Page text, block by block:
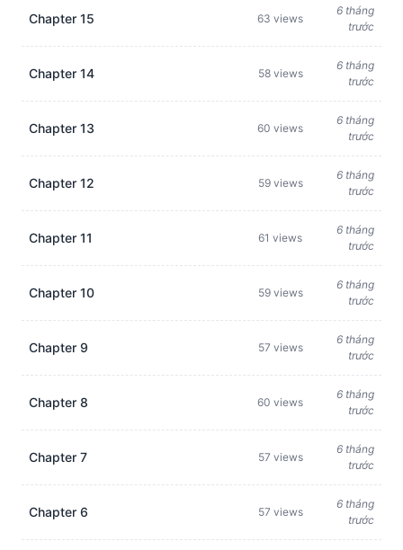
Chapter 15 63 views
6 tháng
trước
Chapter 14 58 views
6 tháng
trước
Chapter 13 60 views
6 tháng
trước
Chapter 12 59 views
6 tháng
trước
Chapter 11 61 views
6 tháng
trước
Chapter 10 59 views
6 tháng
trước
Chapter 9 57 views
6 tháng
trước
Chapter 8 60 views
6 tháng
trước
Chapter 7 57 views
6 tháng
trước
Chapter 6 57 views
6 tháng
trước